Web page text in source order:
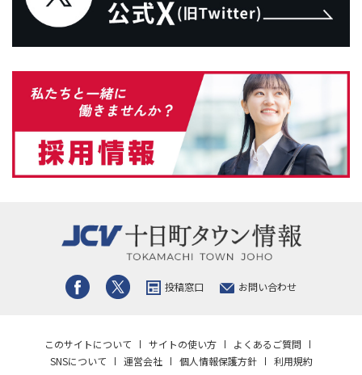
投稿窓口 お問い合わせ
このサイトについて サイトの使い方
よくあるご質問
SNSについて
運営会社 個人情報保護方針 利用規約